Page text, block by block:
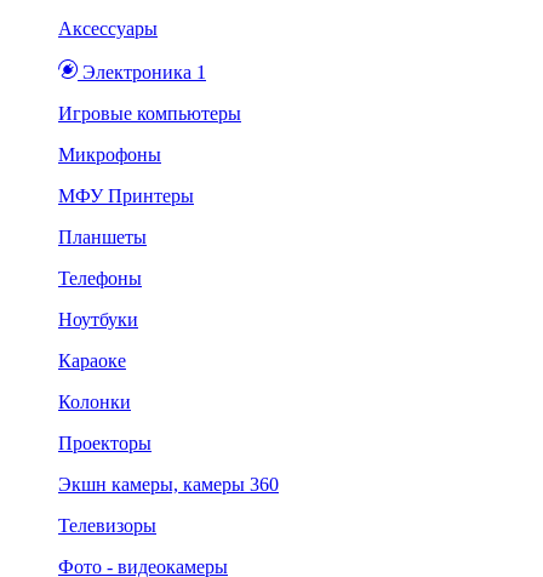
Аксессуары
Электроника 1
Игровые компьютеры
Микрофоны
МФУ Принтеры
Планшеты
Телефоны
Ноутбуки
Караоке
Колонки
Проекторы
Экшн камеры, камеры 360
Телевизоры
Фото - видеокамеры